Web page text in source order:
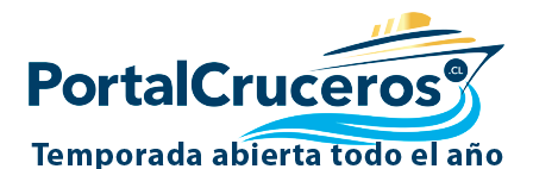
content